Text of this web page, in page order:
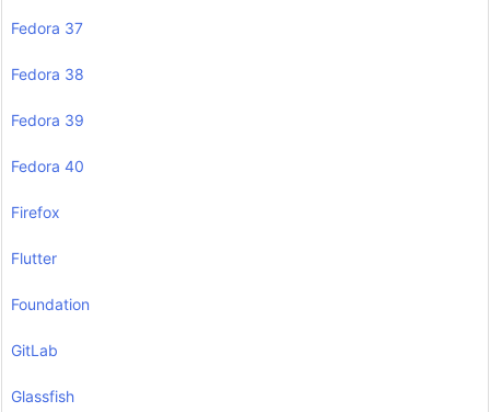
Fedora 37
Fedora 38
Fedora 39
Fedora 40
Firefox
Flutter
Foundation
GitLab
Glassfish